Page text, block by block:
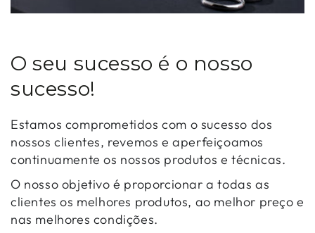
O seu sucesso é o nosso
sucesso!
Estamos comprometidos com o sucesso dos
nossos clientes, revemos e aperfeiçoamos
continuamente os nossos produtos e técnicas.
O nosso objetivo é proporcionar a todas as
clientes os melhores produtos, ao melhor preço e
nas melhores condições.